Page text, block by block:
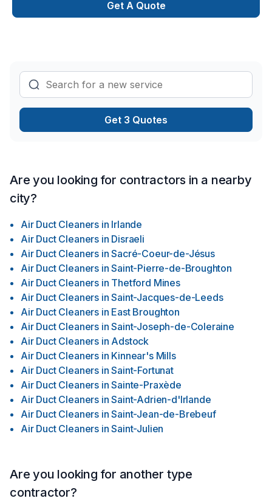
Décontamination✔ Isolation de toitures et de murs✔ Isolation
à l’uréthane✔️ Isolation au polyuréthane ✔ Calfeutrage
418-873-0539Contactez-nous :
isolationoptimum@gmail.comEntrepreneur général | Isolation |
Décontamination | Calfeutrage | Nettoyage après
sinistreDemandez votre soumission gratuite dès aujourd’hui !
Get A Quote
Get 3 Quotes
Are you looking for contractors in a nearby
city?
Air Duct Cleaners in Irlande
Air Duct Cleaners in Disraeli
Air Duct Cleaners in Sacré-Coeur-de-Jésus
Air Duct Cleaners in Saint-Pierre-de-Broughton
Air Duct Cleaners in Thetford Mines
Air Duct Cleaners in Saint-Jacques-de-Leeds
Air Duct Cleaners in East Broughton
Air Duct Cleaners in Saint-Joseph-de-Coleraine
Air Duct Cleaners in Adstock
Air Duct Cleaners in Kinnear's Mills
Air Duct Cleaners in Saint-Fortunat
Air Duct Cleaners in Sainte-Praxède
Air Duct Cleaners in Saint-Adrien-d'Irlande
Air Duct Cleaners in Saint-Jean-de-Brebeuf
Air Duct Cleaners in Saint-Julien
Are you looking for another type
contractor?